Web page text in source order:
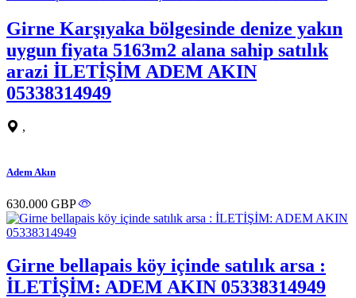
Girne Karşıyaka bölgesinde denize yakın
uygun fiyata 5163m2 alana sahip satılık
arazi İLETİŞİM ADEM AKIN
05338314949
,
Adem Akın
630.000 GBP
Girne bellapais köy içinde satılık arsa :
İLETİŞİM: ADEM AKIN 05338314949